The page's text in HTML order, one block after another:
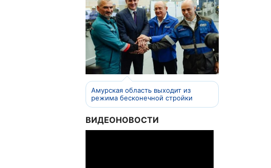
Амурская область выходит из
режима бесконечной стройки
ВИДЕОНОВОСТИ